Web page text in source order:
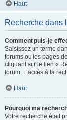
Haut
Recherche dans
Comment puis-je
Saisissez un terme
forums ou les pages
cliquant sur le lien «
forum. L’accès à la
Haut
Pourquoi ma
Votre recherche était